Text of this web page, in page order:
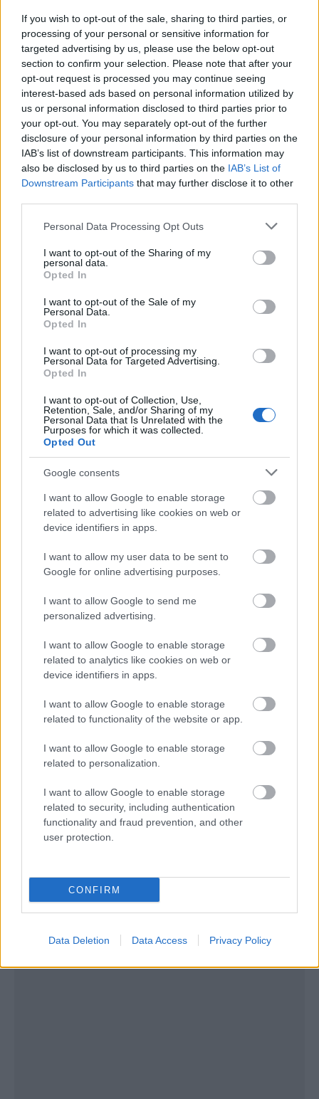
If you wish to opt-out of the sale, sharing to third parties, or
processing of your personal or sensitive information for
targeted advertising by us, please use the below opt-out
section to confirm your selection. Please note that after your
opt-out request is processed you may continue seeing
interest-based ads based on personal information utilized by
us or personal information disclosed to third parties prior to
your opt-out. You may separately opt-out of the further
disclosure of your personal information by third parties on the
IAB’s list of downstream participants. This information may
also be disclosed by us to third parties on the IAB’s List of
Downstream Participants that may further disclose it to other
Please note that this website/app uses one or more Google
not limited to your visit or usage behaviour. You may click to
grant or deny consent to Google and its third-party tags to
use your data for below specified purposes in below Google
consent section.
Personal Data Processing Opt Outs
I want to opt-out of the Sharing of my
personal data.
Opted In
I want to opt-out of the Sale of my
Personal Data.
Opted In
I want to opt-out of processing my
Personal Data for Targeted Advertising.
Opted In
I want to opt-out of Collection, Use,
Retention, Sale, and/or Sharing of my
Personal Data that Is Unrelated with the
Purposes for which it was collected.
Opted Out
Google consents
I want to allow Google to enable storage
related to advertising like cookies on web or
device identifiers in apps.
I want to allow my user data to be sent to
Google for online advertising purposes.
I want to allow Google to send me
personalized advertising.
I want to allow Google to enable storage
related to analytics like cookies on web or
device identifiers in apps.
I want to allow Google to enable storage
related to functionality of the website or app.
I want to allow Google to enable storage
related to personalization.
I want to allow Google to enable storage
related to security, including authentication
functionality and fraud prevention, and other
user protection.
CONFIRM
Data Deletion Data Access Privacy Policy
διακόσμηση και ταυτόχρονα θα απολαύσετε την
ποιότητα της αυθεντικής φιλοξενίας.
Με φιλοσοφία αγάπης και σεβασμού για τη φύση,
το πετρόκτιστο Aroma Dryos έχει πιστοποιηθεί με
το βραβείο Green Key και βρίσκεται σε κεντρική
τοποθεσία στο Μέτσοβο, σε απόσταση μόλις 3
λεπτών από την κεντρική πλατεία με υπέροχη θέα
στα βουνά…
Τα δωμάτια έχουν κομψό design, διαθέτουν
μπαλκόνι και εκπληκτική θέα!
Όλα τα δωμάτια στο Aroma Dryos Design Hotel
διαθέτουν μπαλκόνι, δωρεάν Wi-Fi, τζάκι, μίνι
μπαρ, επιφάνεια εργασίας, δορυφορική τηλεόραση
LCD και μπάνιο με υδρομασάζ και πολυτελή
προϊόντα περιποίησης.
Οι επισκέπτες μπορούν να χαλαρώσουν στο
lounge δίπλα στο μεγάλο τζάκι, με καφέ ή κρασί
από το μπαρ.